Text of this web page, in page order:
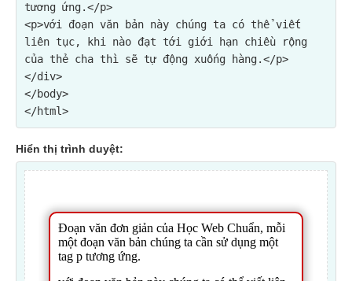
tương ứng.</p>
<p>với đoạn văn bản này chúng ta có thể viết
liên tục, khi nào đạt tới giới hạn chiều rộng
của thẻ cha thì sẽ tự động xuống hàng.</p>
</div>
</body>
Hiển thị trình duyệt: